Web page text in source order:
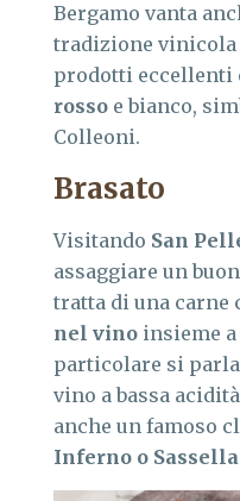
Bergamo vanta
tradizione vinicola
prodotti eccellenti
rosso e bianco,
Colleoni.
Brasato
Visitando San
assaggiare un
tratta di una carne
nel vino insieme
particolare si
vino a bassa
anche un famoso
Inferno o Sassella